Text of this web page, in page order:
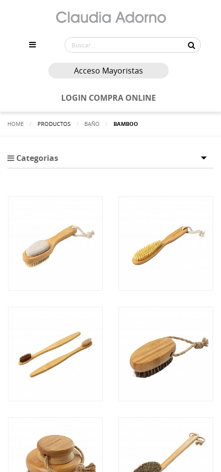
Acceso Mayoristas
LOGIN COMPRA ONLINE
HOME PRODUCTOS BAÑO ACTUALMENTE:
BAMBOO
Categorias